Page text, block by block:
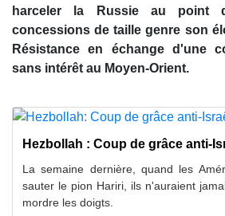
harceler la Russie au point
concessions de taille genre son
Résistance en échange d'une
sans intérêt au Moyen-Orient.
Hezbollah : Coup de grâce anti-
La semaine dernière, quand les
sauter le pion Hariri, ils n'auraient
mordre les doigts.